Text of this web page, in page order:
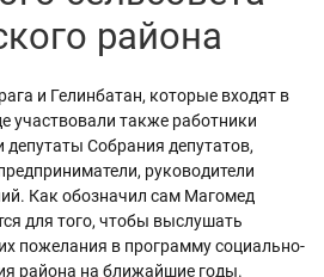
района
и Гелинбатан, которые входят в
участвовали также работники
Собрания депутатов,
руководители
Как обозначил сам Магомед
для того, чтобы выслушать
пожелания в программу социально-
района на ближайшие годы.